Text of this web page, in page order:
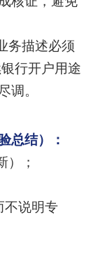
务描述必须
行开户用途
调。
总结）：
）；
不说明专